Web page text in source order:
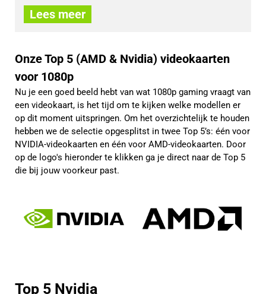
Lees meer
Onze Top 5 (AMD & Nvidia) videokaarten
voor 1080p
Nu je een goed beeld hebt van wat 1080p gaming vraagt van
een videokaart, is het tijd om te kijken welke modellen er
op dit moment uitspringen. Om het overzichtelijk te houden
hebben we de selectie opgesplitst in twee Top 5’s: één voor
NVIDIA-videokaarten en één voor AMD-videokaarten. Door
op de logo's hieronder te klikken ga je direct naar de Top 5
die bij jouw voorkeur past.
Top 5 Nvidia